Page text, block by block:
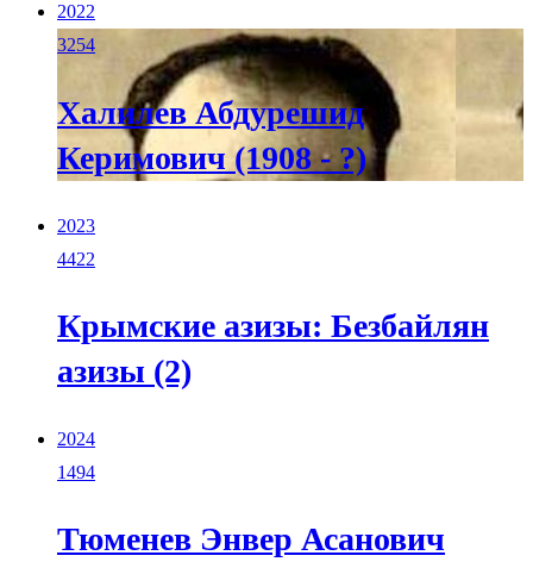
2022
3254
Халилев Абдурешид
Керимович (1908 - ?)
2023
4422
Крымские азизы: Безбайлян
азизы (2)
2024
1494
Тюменев Энвер Асанович